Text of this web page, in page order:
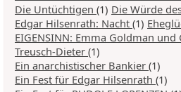
Die Untüchtigen (1) Die Würde
Edgar Hilsenrath: Nacht (1)
EIGENSINN: Emma Goldman und
Treusch-Dieter (1)
Ein anarchistischer Bankier (1)
Ein Fest für Edgar Hilsenrath (1)